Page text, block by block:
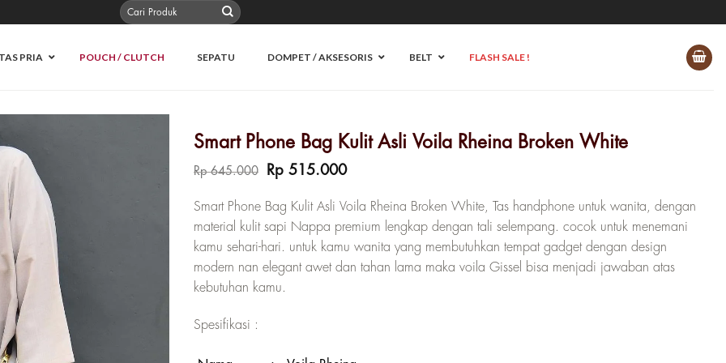
Pencarian
untuk:
TAS PRIA POUCH / CLUTCH SEPATU DOMPET / AKSESORIS BELT FLASH SALE !
Smart Phone Bag Kulit Asli Voila Rheina Broken White
Rp645.000
Harga
adalah:
Rp 645.000.
Rp 515.000Harga
ini
adalah:
Rp 515.000.
Smart Phone Bag Kulit Asli Voila Rheina Broken White, Tas handphone untuk wanita, dengan
material kulit sapi Nappa premium lengkap dengan tali selempang. cocok untuk menemani
kamu sehari-hari. untuk kamu wanita yang membutuhkan tempat gadget dengan design
modern nan elegant awet dan tahan lama maka voila Gissel bisa menjadi jawaban atas
kebutuhan kamu.
Spesifikasi :